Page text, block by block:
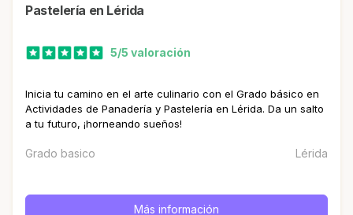
Pastelería en Lérida
5/5 valoración
Inicia tu camino en el arte culinario con el Grado básico en
Actividades de Panadería y Pastelería en Lérida. Da un salto
a tu futuro, ¡horneando sueños!
Grado basico Lérida
Más información